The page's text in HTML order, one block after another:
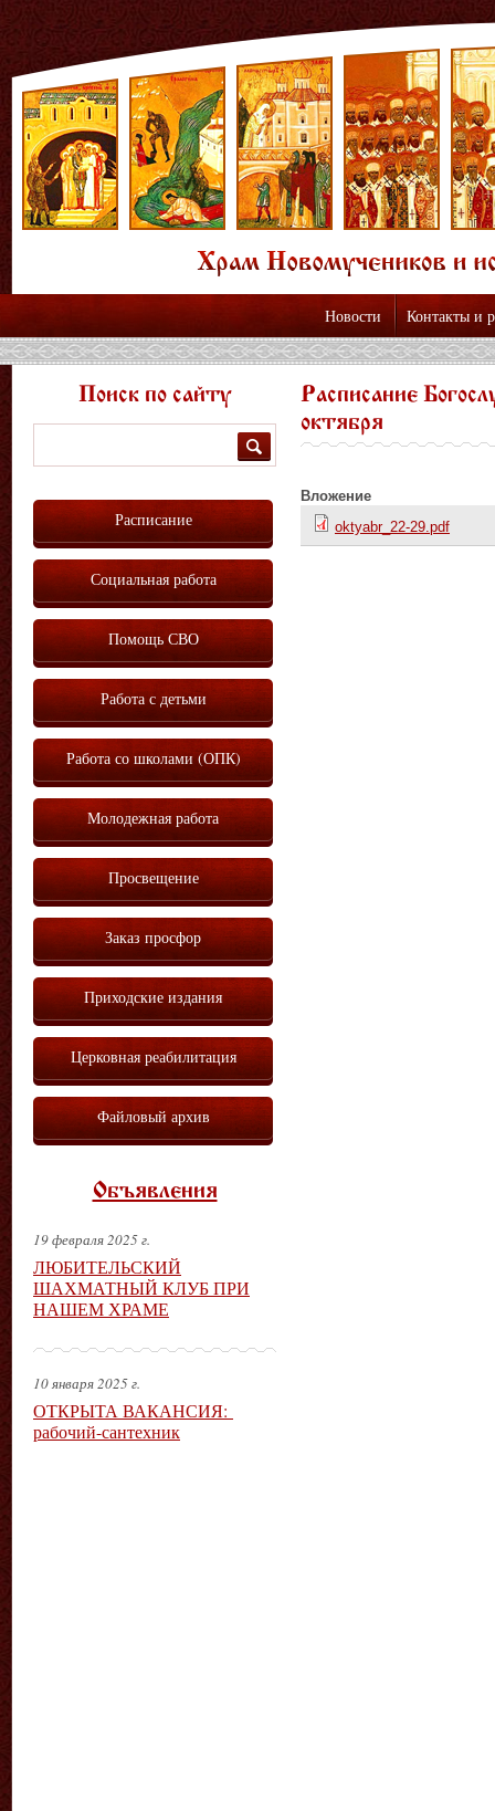
Новости Контакты и
Расписание
октября
Вложение
oktyabr_22-29.pdf
Поиск по сайту
Расписание
Социальная работа
Помощь СВО
Работа с детьми
Работа со школами (ОПК)
Молодежная работа
Просвещение
Заказ просфор
Приходские издания
Церковная реабилитация
Файловый архив
Объявления
19 февраля 2025 г.
ЛЮБИТЕЛЬСКИЙ
ШАХМАТНЫЙ КЛУБ ПРИ
НАШЕМ ХРАМЕ
10 января 2025 г.
ОТКРЫТА ВАКАНСИЯ:
рабочий-сантехник